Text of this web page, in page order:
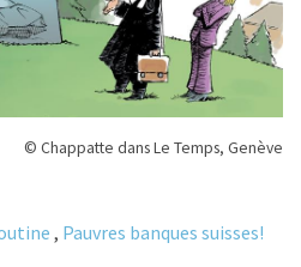
© Chappatte dans Le Temps, Genève
, Pauvres banques suisses!